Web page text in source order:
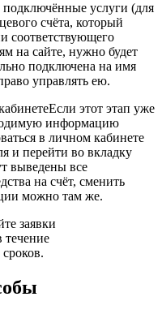
подключённые услуги (для
счёта, который
соответствующего
на сайте, нужно будет
подключена на имя
управлять ею.
Если этот этап уже
информацию
в личном кабинете
и перейти во вкладку
выведены все
на счёт, сменить
можно там же.
заявки
течение